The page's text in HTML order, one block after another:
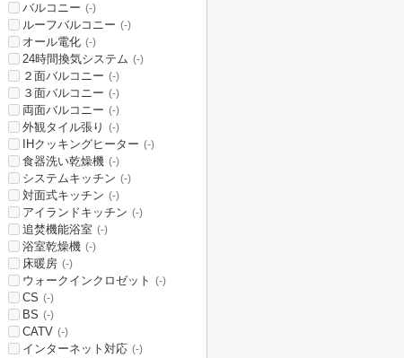
バルコニー (-)
ルーフバルコニー (-)
オール電化 (-)
24時間換気システム (-)
２面バルコニー (-)
３面バルコニー (-)
両面バルコニー (-)
外観タイル張り (-)
IHクッキングヒーター (-)
食器洗い乾燥機 (-)
システムキッチン (-)
対面式キッチン (-)
アイランドキッチン (-)
追焚機能浴室 (-)
浴室乾燥機 (-)
床暖房 (-)
ウォークインクロゼット (-)
CS (-)
BS (-)
CATV (-)
インターネット対応 (-)